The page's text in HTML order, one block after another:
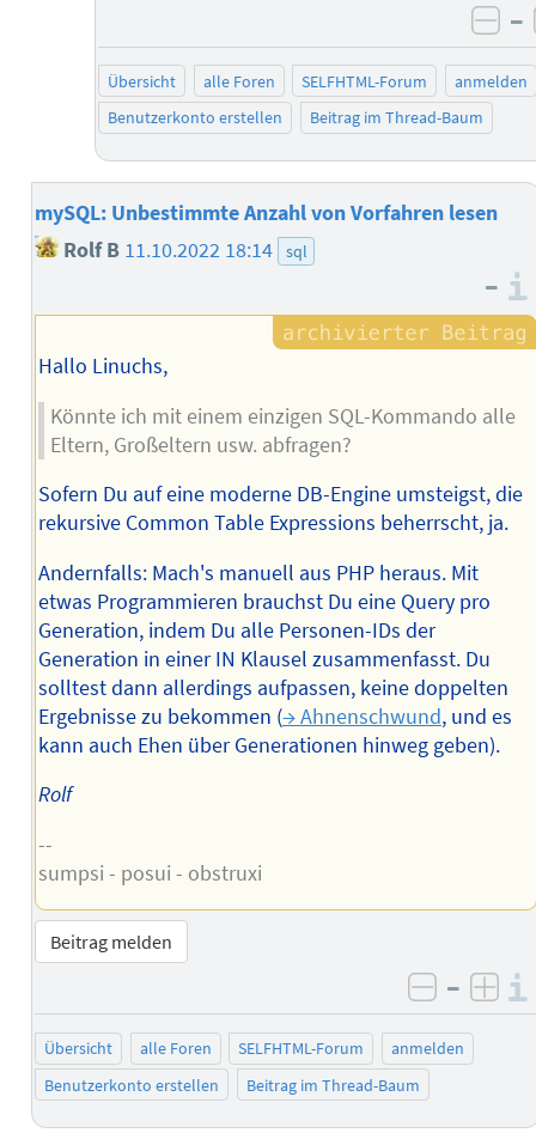
–
Übersicht alle Foren SELFHTML-Forum
anmelden
Benutzerkonto erstellen
Beitrag im Thread-Baum
mySQL: Unbestimmte Anzahl von Vorfahren lesen
Rolf B 11.10.2022 18:14 sql
–
Hallo Linuchs,
Könnte ich mit einem einzigen SQL-Kommando alle
Eltern, Großeltern usw. abfragen?
Sofern Du auf eine moderne DB-Engine umsteigst, die
rekursive Common Table Expressions beherrscht, ja.
Andernfalls: Mach's manuell aus PHP heraus. Mit
etwas Programmieren brauchst Du eine Query pro
Generation, indem Du alle Personen-IDs der
Generation in einer IN Klausel zusammenfasst. Du
solltest dann allerdings aufpassen, keine doppelten
Ergebnisse zu bekommen (→ Ahnenschwund, und es
kann auch Ehen über Generationen hinweg geben).
Rolf
--
sumpsi - posui - obstruxi
Beitrag melden
negativ
–
Übersicht alle Foren SELFHTML-Forum
anmelden
Benutzerkonto erstellen
Beitrag im Thread-Baum